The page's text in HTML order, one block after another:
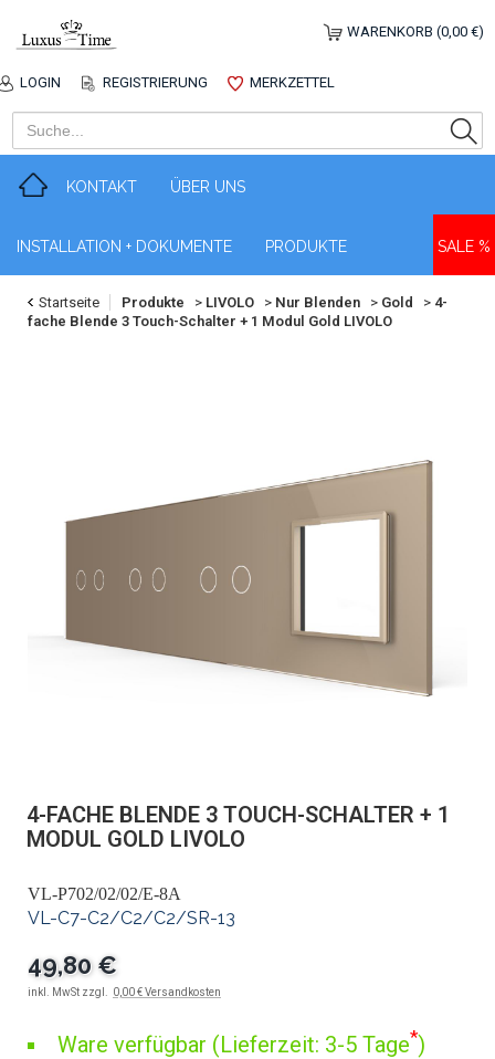
LOGIN REGISTRIERUNG MERKZETTEL
WARENKORB (0,00 €)
KONTAKT ÜBER UNS
INSTALLATION + DOKUMENTE PRODUKTE SALE %
Startseite Produkte > LIVOLO > Nur Blenden > Gold > 4-
fache Blende 3 Touch-Schalter + 1 Modul Gold LIVOLO
4-FACHE BLENDE 3 TOUCH-SCHALTER + 1
MODUL GOLD LIVOLO
VL-P702/02/02/E-8A
VL-C7-C2/C2/C2/SR-13
49,80 €
inkl. MwSt zzgl. 0,00 € Versandkosten
Ware verfügbar (Lieferzeit: 3-5 Tage*)